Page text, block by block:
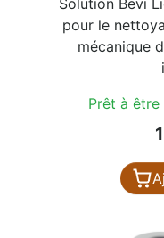
pour le
mécanique
Prêt à